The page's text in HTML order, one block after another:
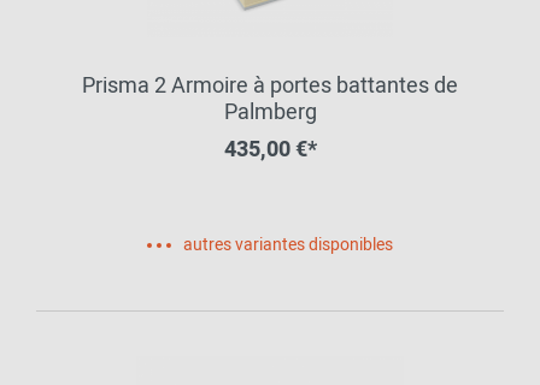
Prisma 2 Armoire à portes battantes de
Palmberg
435,00 €*
autres variantes disponibles